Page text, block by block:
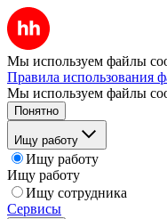
Мы используем файлы
Правила использования
Мы используем файлы
Понятно
Ищу работу
Ищу работу
Ищу работу
Ищу сотрудника
Сервисы